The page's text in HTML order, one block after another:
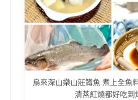
烏來深山樂山莊鱒魚 煮上全魚
清蒸紅燒都好吃到